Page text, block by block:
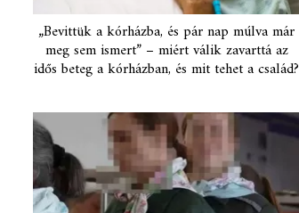
„Bevittük a kórházba, és pár nap múlva már
meg sem ismert” – miért válik zavarttá az
idős beteg a kórházban, és mit tehet a család?